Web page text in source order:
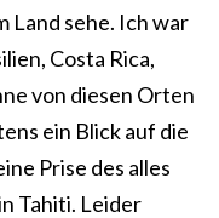
Land sehe. Ich war
Costa Rica,
von diesen Orten
ein Blick auf die
Prise des alles
Tahiti. Leider